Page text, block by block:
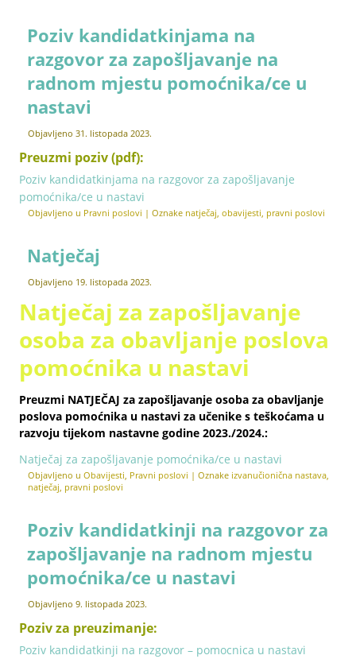
Poziv kandidatkinjama na
razgovor za zapošljavanje na
radnom mjestu pomoćnika/ce u
nastavi
Objavljeno 31. listopada 2023.
Preuzmi poziv (pdf):
Poziv kandidatkinjama na razgovor za zapošljavanje
pomoćnika/ce u nastavi
Objavljeno u Pravni poslovi |Oznake natječaj,obavijesti, pravni poslovi
Natječaj
Objavljeno 19. listopada 2023.
Natječaj za zapošljavanje
osoba za obavljanje poslova
pomoćnika u nastavi
Preuzmi NATJEČAJ za zapošljavanje osoba za obavljanje
poslova pomoćnika u nastavi za učenike s teškoćama u
razvoju tijekom nastavne godine 2023./2024.:
Natječaj za zapošljavanje pomoćnika/ce u nastavi
Objavljeno u Obavijesti, Pravni poslovi |Oznake izvanučionična nastava,
natječaj, pravni poslovi
Poziv kandidatkinji na razgovor za
zapošljavanje na radnom mjestu
pomoćnika/ce u nastavi
Objavljeno 9. listopada 2023.
Poziv za preuzimanje:
Poziv kandidatkinji na razgovor – pomocnica u nastavi